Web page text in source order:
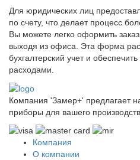
Для юридических лиц
по счету, что делает процесс
Вы можете легко оформить
выходя из офиса. Эта форма
бухгалтерский учет и
расходами.
Компания 'Замер+' предлагает
приборы для вашего
Компания
О компании